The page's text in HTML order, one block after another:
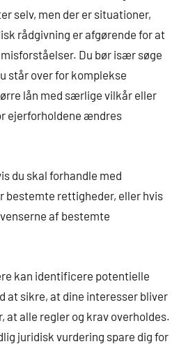
selv, men der er situationer,
rådgivning er afgørende for at
Du bør især søge
står over for komplekse
lån med særlige vilkår eller
ejerforholdene ændres
du skal forhandle med
bestemte rettigheder, eller hvis
af bestemte
kan identificere potentielle
at sikre, at dine interesser bliver
at alle regler og krav overholdes.
juridisk vurdering spare dig for